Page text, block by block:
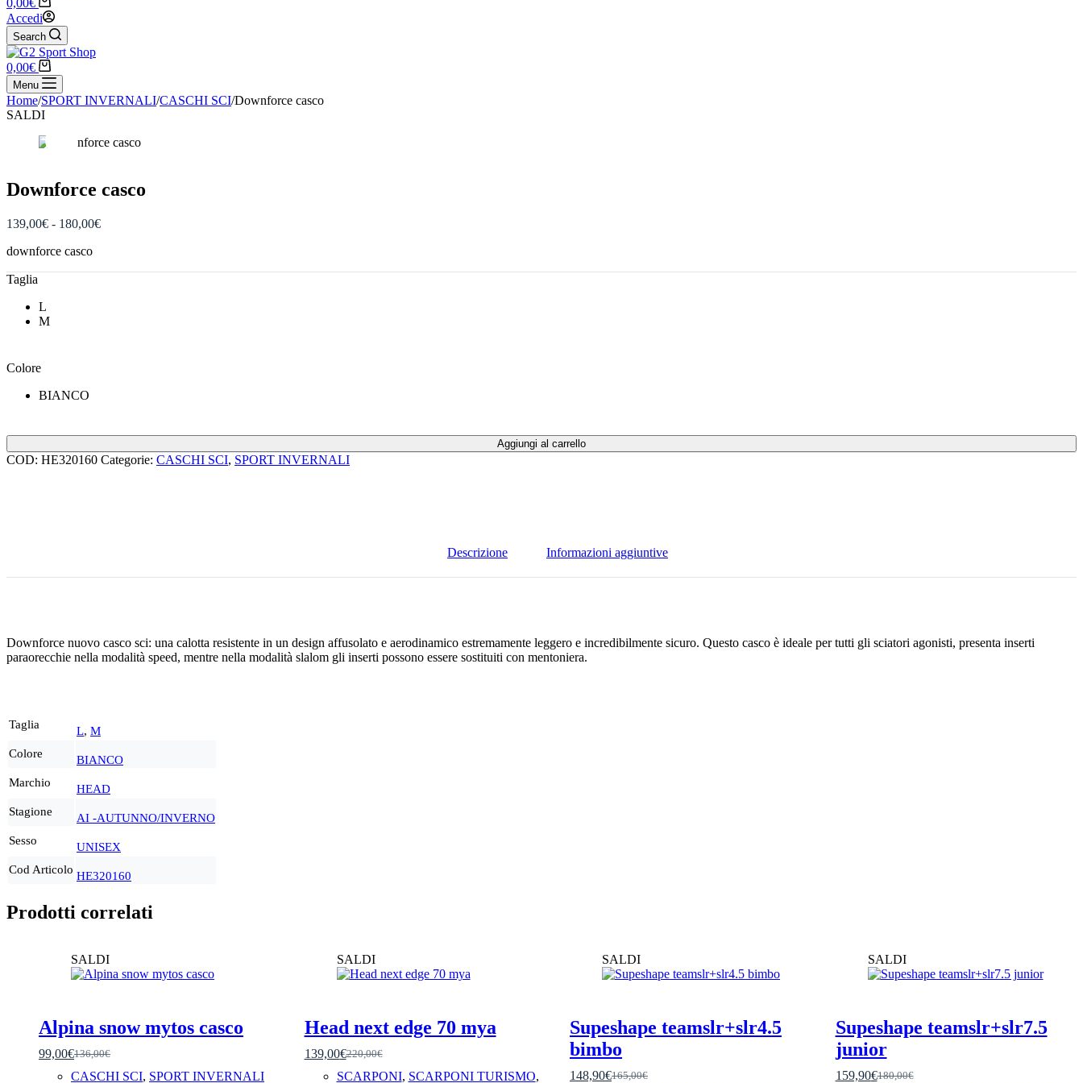
0,00€
Accedi
Search
Carrello
0,00€
Menu
Home/SPORT INVERNALI/CASCHI SCI/Downforce casco
SALDI
Downforce casco
139,00€ - 180,00€Fascia
downforce casco
Taglia
L
M
Colore
BIANCO
Aggiungi al carrello
COD: HE320160 Categorie: CASCHI SCI, SPORT INVERNALI
Descrizione Informazioni aggiuntive
Downforce nuovo casco sci: una calotta resistente in un design affusolato e aerodinamico estremamente leggero e incredibilmente sicuro. Questo casco è ideale per tutti gli sciatori agonisti, presenta inserti
paraorecchie nella modalità speed, mentre nella modalità slalom gli inserti possono essere sostituiti con mentoniera.
Taglia L, M
Colore
BIANCO
Marchio
HEAD
Stagione
AI -AUTUNNO/INVERNO
Sesso
UNISEX
Cod Articolo HE320160
Prodotti correlati
SALDI
Alpina snow mytos casco
136,00€
Il
prezzo
99,00€Il
prezzo
CASCHI SCI, SPORT INVERNALI
SALDI
Head next edge 70 mya
220,00€
Il
prezzo
139,00€Il
prezzo
SCARPONI, SCARPONI TURISMO,
SALDI
Supeshape teamslr+slr4.5
bimbo
165,00€
148,90€
SALDI
Supeshape teamslr+slr7.5
junior
180,00€
159,90€